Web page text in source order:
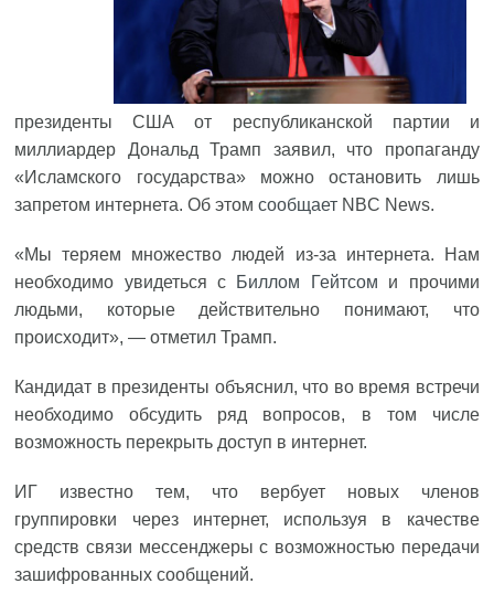
президенты США от республиканской партии и
миллиардер Дональд Трамп заявил, что пропаганду
«Исламского государства» можно остановить лишь
запретом интернета. Об этомсообщает NBC News.
«Мы теряем множество людей из-за интернета. Нам
необходимо увидеться с Биллом Гейтсом и прочими
людьми, которые действительно понимают, что
происходит», — отметил Трамп.
Кандидат в президенты объяснил, что во время встречи
необходимо обсудить ряд вопросов, в том числе
возможность перекрыть доступ в интернет.
ИГ известно тем, что вербует новых членов
группировки через интернет, используя в качестве
средств связи мессенджеры с возможностью передачи
зашифрованных сообщений.